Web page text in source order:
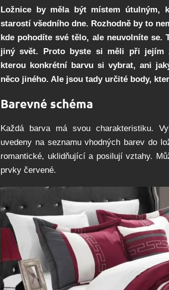
Ložnice by měla být místem útulným,
starostí všedního dne. Rozhodně by to
kde pohodíte své tělo, ale neuvolníte
jiný svět. Proto byste si měli při jejím
kterou konkrétní barvu si vybrat, ani
něco jiného. Ale jsou tady určité body,
Barevné schéma
Každá barva má svou charakteristiku.
uvedeny na seznamu vhodných barev do
romantické, uklidňující a posilují vztahy.
prvky červené.